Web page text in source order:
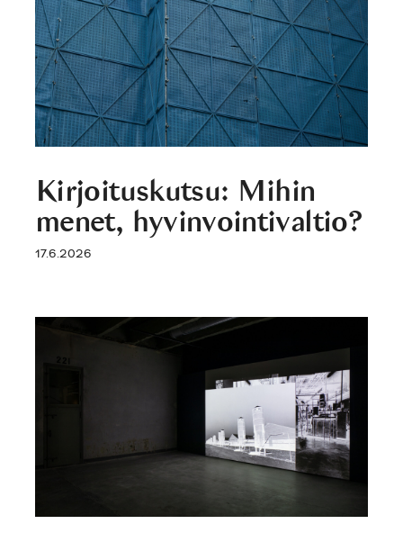
Kirjoituskutsu: Mihin
menet, hyvinvointivaltio?
17.6.2026